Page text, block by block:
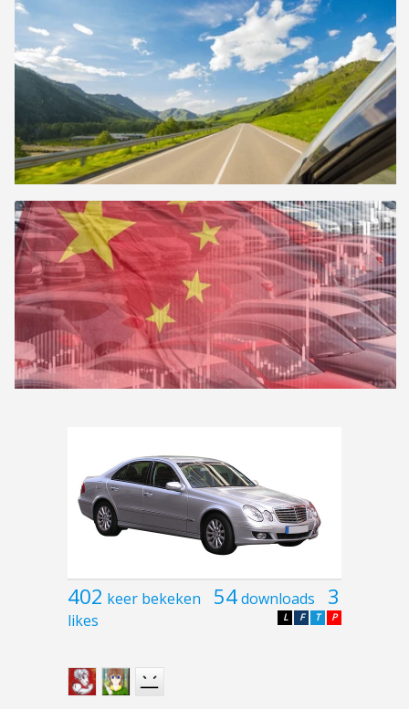
402 keer bekeken 54downloads 3
likes P
T
F
L